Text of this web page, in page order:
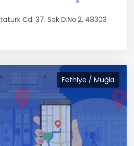
Cd. 37. Sok D:No:2, 48303
Fethiye / Muğla